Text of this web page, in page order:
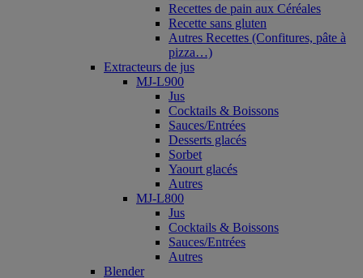
Recettes de pain aux Céréales
Recette sans gluten
Autres Recettes (Confitures, pâte à
pizza…)
Extracteurs de jus
MJ-L900
Jus
Cocktails & Boissons
Sauces/Entrées
Desserts glacés
Sorbet
Yaourt glacés
Autres
MJ-L800
Jus
Cocktails & Boissons
Sauces/Entrées
Autres
Blender